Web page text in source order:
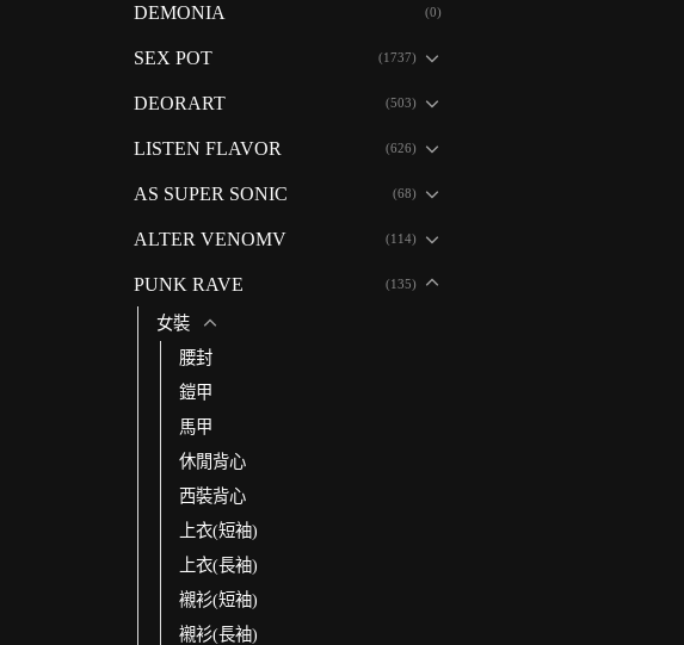
DEMONIA (0)
SEX POT (1737)
DEORART (503)
LISTEN FLAVOR (626)
AS SUPER SONIC (68)
ALTER VENOMV (114)
PUNK RAVE (135)
女裝
腰封
鎧甲
馬甲
休閒背心
西裝背心
上衣(短袖)
上衣(長袖)
襯衫(短袖)
襯衫(長袖)